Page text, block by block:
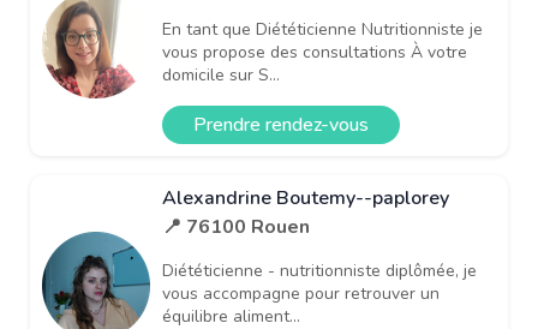
En tant que Diététicienne Nutritionniste je
vous propose des consultations À votre
domicile sur S...
Prendre rendez-vous
Alexandrine Boutemy--paplorey
📍 76100 Rouen
Diététicienne - nutritionniste diplômée, je
vous accompagne pour retrouver un
équilibre aliment...